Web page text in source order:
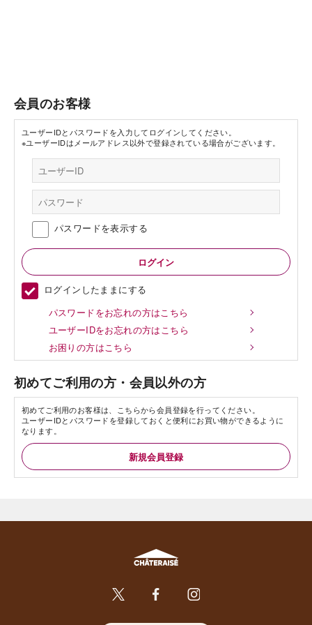
会員のお客様
ユーザーIDとパスワードを入力してログインしてください。
※ユーザーIDはメールアドレス以外で登録されている場合がございます。
パスワードを表示する
ログインしたままにする
パスワードをお忘れの方はこちら
ユーザーIDをお忘れの方はこちら
お困りの方はこちら
初めてご利用の方・会員以外の方
初めてご利用のお客様は、こちらから会員登録を行ってください。
ユーザーIDとパスワードを登録しておくと便利にお買い物ができるように
なります。